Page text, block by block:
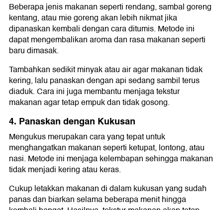
Beberapa jenis makanan seperti rendang, sambal goreng
kentang, atau mie goreng akan lebih nikmat jika
dipanaskan kembali dengan cara ditumis. Metode ini
dapat mengembalikan aroma dan rasa makanan seperti
baru dimasak.
Tambahkan sedikit minyak atau air agar makanan tidak
kering, lalu panaskan dengan api sedang sambil terus
diaduk. Cara ini juga membantu menjaga tekstur
makanan agar tetap empuk dan tidak gosong.
4. Panaskan dengan Kukusan
Mengukus merupakan cara yang tepat untuk
menghangatkan makanan seperti ketupat, lontong, atau
nasi. Metode ini menjaga kelembapan sehingga makanan
tidak menjadi kering atau keras.
Cukup letakkan makanan di dalam kukusan yang sudah
panas dan biarkan selama beberapa menit hingga